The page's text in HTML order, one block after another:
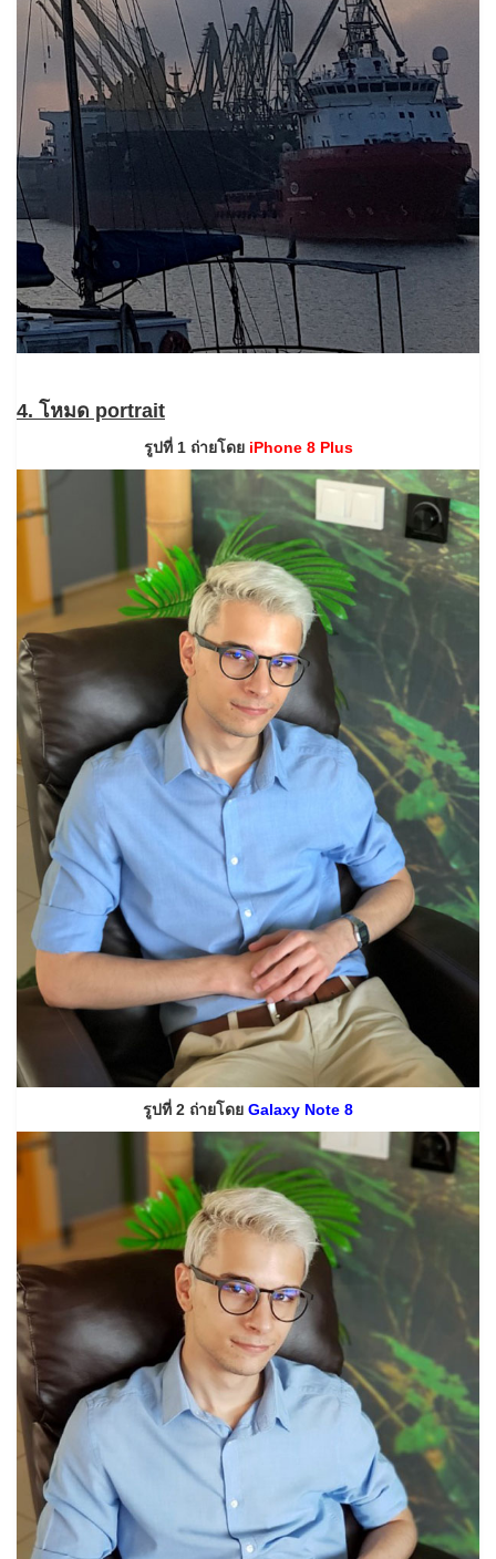
4. โหมด portrait
รูปที่ 1 ถ่ายโดย iPhone 8 Plus
รูปที่ 2 ถ่ายโดย Galaxy Note 8